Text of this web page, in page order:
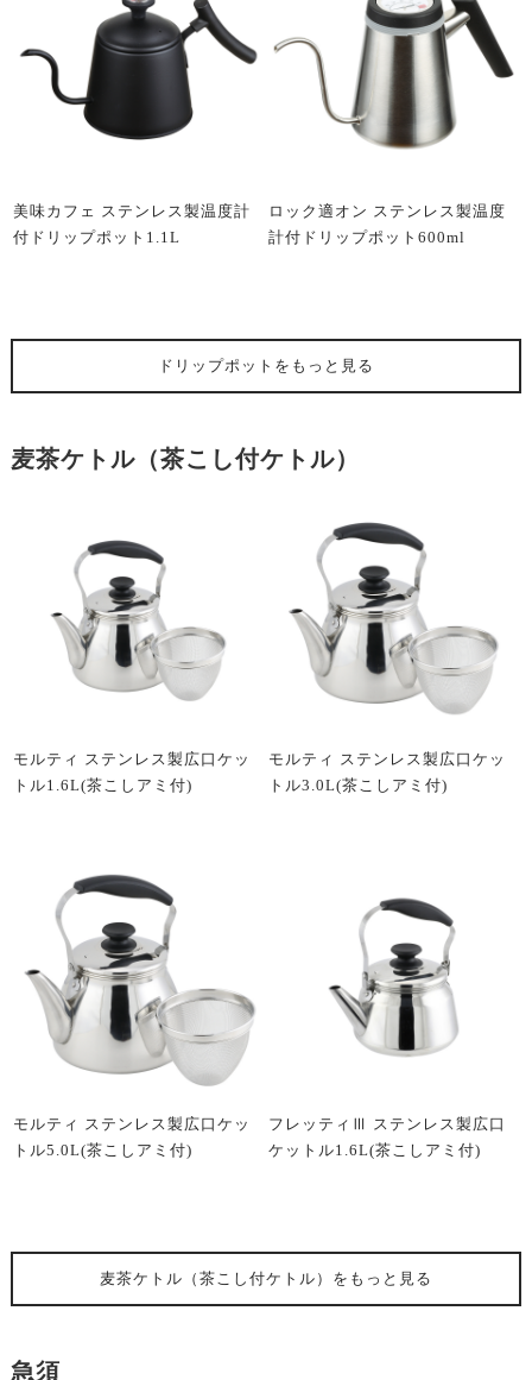
美味カフェ ステンレス製温度計
付ドリップポット1.1L
ロック適オン ステンレス製温度
計付ドリップポット600ml
ドリップポット をもっと見る
麦茶ケトル（茶こし付ケトル）
モルティ ステンレス製広口ケッ
トル1.6L(茶こしアミ付)
モルティ ステンレス製広口ケッ
トル3.0L(茶こしアミ付)
モルティ ステンレス製広口ケッ
トル5.0L(茶こしアミ付)
フレッティⅢ ステンレス製広口
ケットル1.6L(茶こしアミ付)
麦茶ケトル（茶こし付ケトル） をもっと見る
急須